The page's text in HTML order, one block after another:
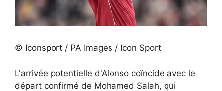
© Iconsport / PA Images / Icon Sport
L'arrivée potentielle d'Alonso coïncide avec le
départ confirmé de Mohamed Salah, qui